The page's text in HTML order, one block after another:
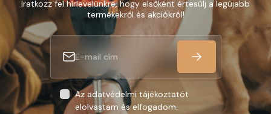
Iratkozz fel hírlevelünkre, hogy elsőként értesülj a legújabb
termékekről és akciókról!
Az adatvédelmi tájékoztatót
elolvastam és elfogadom.